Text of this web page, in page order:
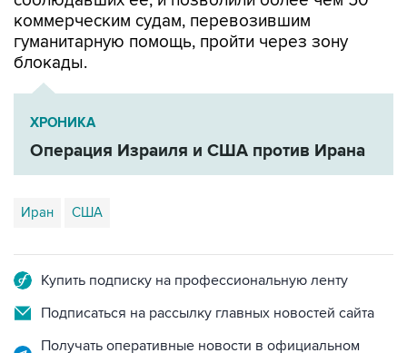
коммерческим судам, перевозившим
гуманитарную помощь, пройти через зону
блокады.
ХРОНИКА
Операция Израиля и США против Ирана
Иран США
Купить подписку на профессиональную ленту
Подписаться на рассылку главных новостей сайта
Получать оперативные новости в официальном